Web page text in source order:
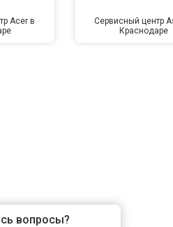
Acer в
Сервисный центр
Краснодаре
вопросы?